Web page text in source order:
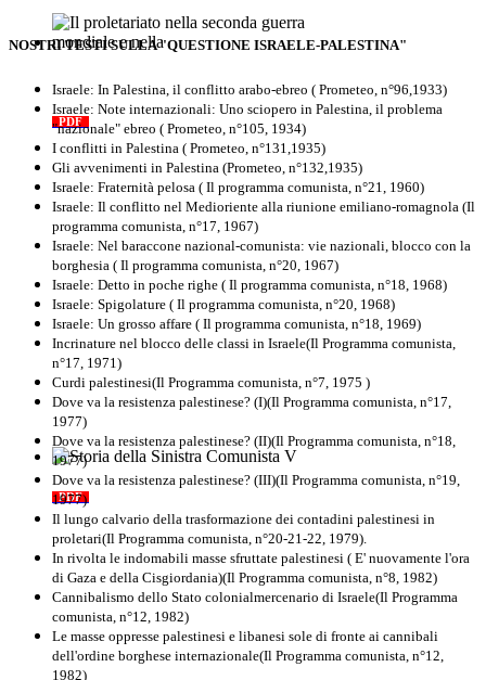
mondiale e nella "Resistenza"
antifascista
PDF Quaderno n°4 (nuova edizione 2021)
Storia della Sinistra Comunista V
PDF
NOSTRI TESTI SULLA "QUESTIONE ISRAELE-PALESTINA"
Israele: In Palestina, il conflitto arabo-ebreo ( Prometeo, n°96,1933)
Israele: Note internazionali: Uno sciopero in Palestina, il problema
"nazionale" ebreo ( Prometeo, n°105, 1934)
I conflitti in Palestina ( Prometeo, n°131,1935)
Gli avvenimenti in Palestina (Prometeo, n°132,1935)
Israele: Fraternità pelosa ( Il programma comunista, n°21, 1960)
Israele: Il conflitto nel Medioriente alla riunione emiliano-romagnola (Il
programma comunista, n°17, 1967)
Israele: Nel baraccone nazional-comunista: vie nazionali, blocco con la
borghesia ( Il programma comunista, n°20, 1967)
Israele: Detto in poche righe ( Il programma comunista, n°18, 1968)
Israele: Spigolature ( Il programma comunista, n°20, 1968)
Israele: Un grosso affare ( Il programma comunista, n°18, 1969)
Incrinature nel blocco delle classi in Israele(Il Programma comunista,
n°17, 1971)
Curdi palestinesi(Il Programma comunista, n°7, 1975 )
Dove va la resistenza palestinese? (I)(Il Programma comunista, n°17,
1977)
Dove va la resistenza palestinese? (II)(Il Programma comunista, n°18,
1977)
Dove va la resistenza palestinese? (III)(Il Programma comunista, n°19,
1977)
Il lungo calvario della trasformazione dei contadini palestinesi in
proletari(Il Programma comunista, n°20-21-22, 1979).
In rivolta le indomabili masse sfruttate palestinesi ( E' nuovamente l'ora
di Gaza e della Cisgiordania)(Il Programma comunista, n°8, 1982)
Cannibalismo dello Stato colonialmercenario di Israele(Il Programma
comunista, n°12, 1982)
Le masse oppresse palestinesi e libanesi sole di fronte ai cannibali
dell'ordine borghese internazionale(Il Programma comunista, n°12,
1982)